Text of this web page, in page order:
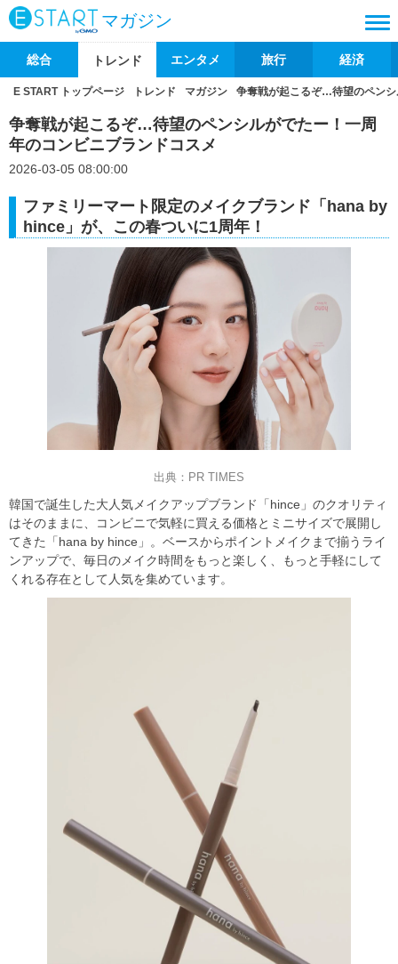
マガジン
総合 トレンド エンタメ 旅行 経済
E START トップページ トレンド マガジン 争奪戦が起こるぞ…待望のペン
争奪戦が起こるぞ…待望のペンシルがでたー！一周
年のコンビニブランドコスメ
2026-03-05 08:00:00
ファミリーマート限定のメイクブランド「hana by
hince」が、この春ついに1周年！
出典：PR TIMES
韓国で誕生した大人気メイクアップブランド「hince」のクオリティ
はそのままに、コンビニで気軽に買える価格とミニサイズで展開し
てきた「hana by hince」。ベースからポイントメイクまで揃うライ
ンアップで、毎日のメイク時間をもっと楽しく、もっと手軽にして
くれる存在として人気を集めています。